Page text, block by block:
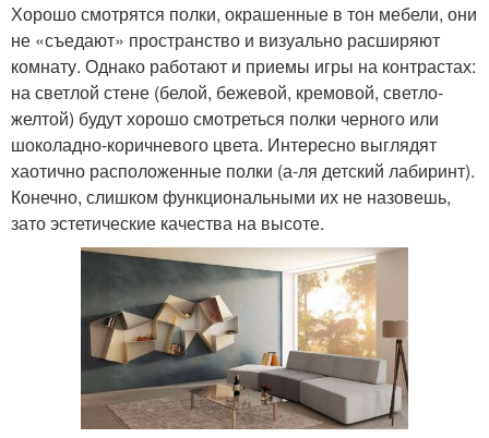
Хорошо смотрятся полки, окрашенные в тон мебели, они
не «съедают» пространство и визуально расширяют
комнату. Однако работают и приемы игры на контрастах:
на светлой стене (белой, бежевой, кремовой, светло-
желтой) будут хорошо смотреться полки черного или
шоколадно-коричневого цвета. Интересно выглядят
хаотично расположенные полки (а-ля детский лабиринт).
Конечно, слишком функциональными их не назовешь,
зато эстетические качества на высоте.